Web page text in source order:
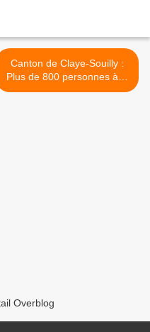
Canton de Claye-Souilly :
Plus de 800 personnes à la
manifestation du
Overblog